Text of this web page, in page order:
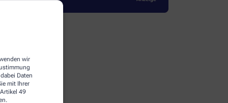
wir
Daten
mit Ihrer
49